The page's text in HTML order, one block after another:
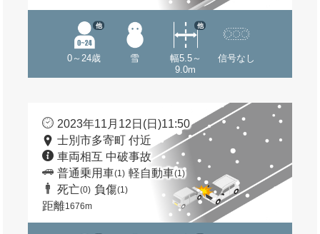
0～24歳
他
雪
幅5.5～
9.0m
他
信号なし
2023年11月12日(日)11:50
士別市多寄町 付近
車両相互 中破事故
普通乗用車(1) 軽自動車(1)
死亡(0) 負傷(1)
距離1676m